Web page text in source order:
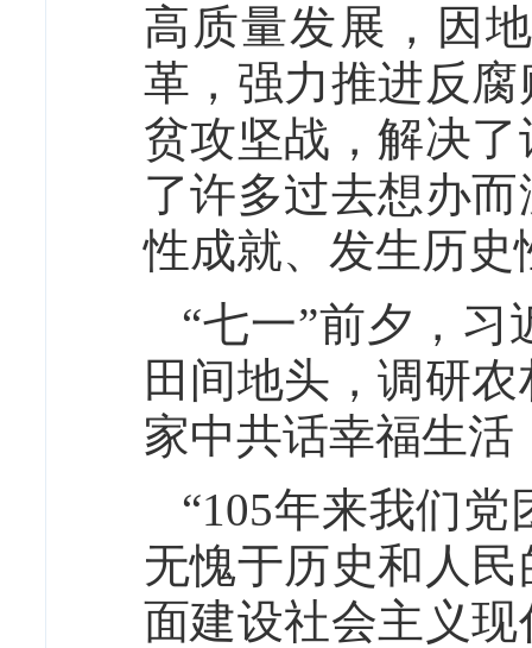
高质量发展，因
革，强力推进反
贫攻坚战，解决
了许多过去想办
性成就、发生历史
“七一”前夕，
田间地头，调研
家中共话幸福生
“105年来我们
无愧于历史和人
面建设社会主义